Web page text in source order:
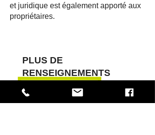
et juridique est également apporté aux
propriétaires.
PLUS DE
RENSEIGNEMENTS
Parc d'Activité de l'Arrivée
2 rue François Jacob